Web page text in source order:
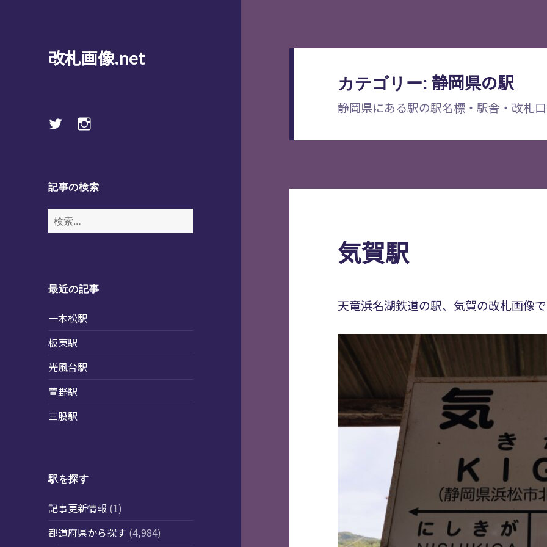
改札画像.net
Twitterinstagram
記事の検索
検
索:
最近の記事
一本松駅
板東駅
光風台駅
萱野駅
三股駅
駅を探す
記事更新情報 (1)
都道府県から探す (4,984)
カテゴリー: 静岡県の駅
静岡県にある駅の駅名標・駅舎・改札
気賀駅
天竜浜名湖鉄道の駅、気賀の改札画像